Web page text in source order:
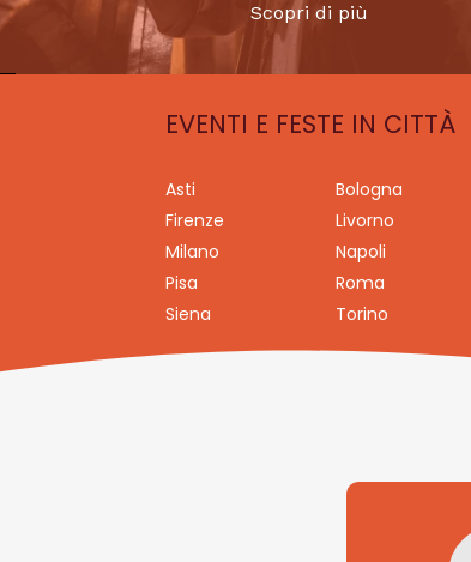
Scopri di più
EVENTI E FESTE IN CITTÀ
Asti Bologna
Firenze
Livorno
Milano
Napoli
Pisa
Roma
Siena
Torino